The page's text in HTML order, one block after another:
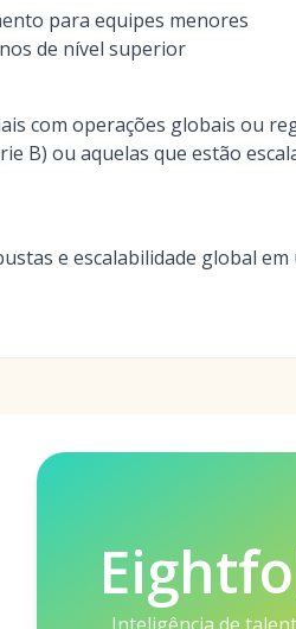
para equipes menores
de nível superior
com operações globais ou
B) ou aquelas que estão
e escalabilidade global em
Inteligência de